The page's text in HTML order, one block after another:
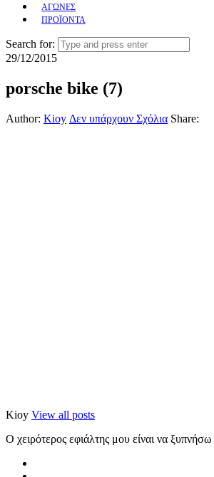
ΑΓΩΝΕΣ
ΠΡΟΪΟΝΤΑ
Search for:
29/12/2015
porsche bike (7)
Author: Kioy Δεν υπάρχουν Σχόλια Share:
Kioy View all posts
Ο χειρότερος εφιάλτης μου είναι να